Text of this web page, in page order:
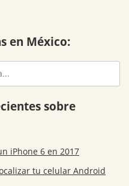
en México:
sobre
iPhone 6 en 2017
tu celular Android